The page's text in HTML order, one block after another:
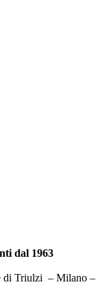
dal 1963
di Triulzi – Milano –